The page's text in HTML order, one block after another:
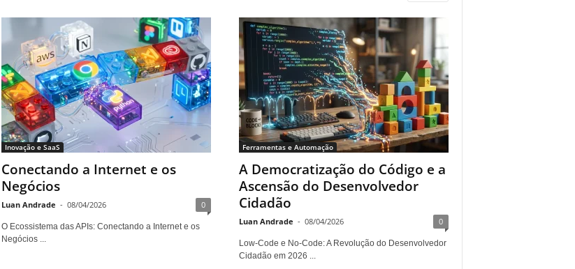
Inovação e SaaS
Conectando a Internet e os
Negócios
Luan Andrade - 08/04/2026 0
O Ecossistema das APIs: Conectando a Internet e os
Negócios ...
Ferramentas e Automação
A Democratização do Código e a
Ascensão do Desenvolvedor
Cidadão
Luan Andrade - 08/04/2026 0
Low-Code e No-Code: A Revolução do Desenvolvedor
Cidadão em 2026 ...